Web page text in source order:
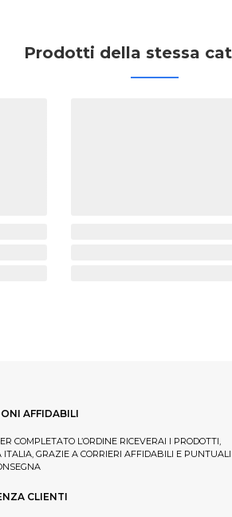
Prodotti della stessa
AFFIDABILI
COMPLETATO L’ORDINE RICEVERAI I PRODOTTI,
ITALIA, GRAZIE A CORRIERI AFFIDABILI E PUNTUALI
CLIENTI